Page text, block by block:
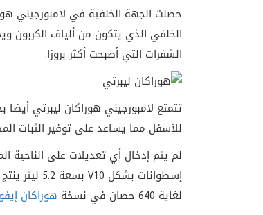
حصلت الجهة الخلفية في لامبورجيني
الخلفي الذي يتكون من ألياف الكربون
الشفرات التي أصبحت أكثر بروزا.
تتمتع لامبورجيني هوراكان ليبرتي
للأسفل مما يساعد على توفير الثبات
لغاية 640 حصان في نسخة
هوراكان إيفو